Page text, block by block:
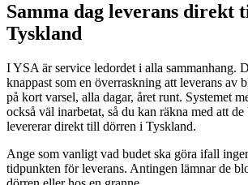
Samma dag leverans direkt
Tyskland
I YSA är service ledordet i alla sammanhang.
knappast som en överraskning att leverans av
på kort varsel, alla dagar, året runt. Systemet
också väl inarbetat, så du kan räkna med att
levererar direkt till dörren i Tyskland.
Ange som vanligt vad budet ska göra ifall
tidpunkten för leverans. Antingen lämnar de